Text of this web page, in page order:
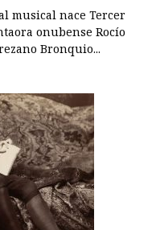
musical nace Tercer
onubense Rocío
Bronquio...